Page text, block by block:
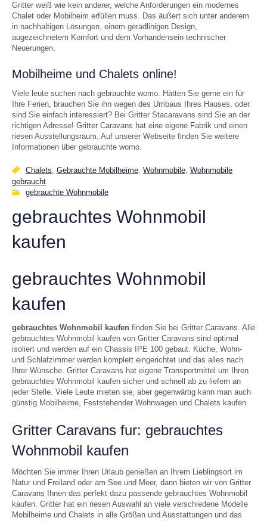
Gritter weiß wie kein anderer, welche Anforderungen ein modernes
Chalet oder Mobilheim erfüllen muss. Das äußert sich unter anderem
in nachhaltigen Lösungen, einem geradlinigen Design,
augezeichnetem Komfort und dem Vorhandensein technischer
Neuerungen.
Mobilheime und Chalets online!
Viele leute suchen nach gebrauchte womo. Hätten Sie gerne ein für
Ihre Ferien, brauchen Sie ihn wegen des Umbaus Ihres Hauses, oder
sind Sie einfach interessiert? Bei Gritter Stacaravans sind Sie an der
richtigen Adresse! Gritter Caravans hat eine eigene Fabrik und einen
riesen Ausstellungsraum. Auf unserer Webseite finden Sie weitere
Informationen über gebrauchte womo.
Chalets Gebrauchte Mobilheime Wohnmobile Wohnmobile
gebraucht
gebrauchte Wohnmobile
gebrauchtes Wohnmobil
kaufen
gebrauchtes Wohnmobil
kaufen
gebrauchtes Wohnmobil kaufen finden Sie bei Gritter Caravans. Alle
gebrauchtes Wohnmobil kaufen von Gritter Caravans sind optimal
isoliert und werden auf ein Chassis IPE 100 gebaut. Küche, Wohn-
und Schlafzimmer werden komplett eingerichtet und das alles nach
Ihrer Wünsche. Gritter Caravans hat eigene Transportmittel um Ihren
gebrauchtes Wohnmobil kaufen sicher und schnell ab zu liefern an
jeder Stelle. Viele Leute mieten sie, aber gegenwärtig kann man auch
günstig Mobilheime, Feststehender Wohnwagen und Chalets kaufen
Gritter Caravans fur: gebrauchtes
Wohnmobil kaufen
Möchten Sie immer Ihren Urlaub genießen an Ihrem Lieblingsort im
Natur und Freiland oder am See und Meer, dann bieten wir von Gritter
Caravans Ihnen das perfekt dazu passende gebrauchtes Wohnmobil
kaufen. Gritter hat ein riesen Auswahl an viele verschiedene Modelle
Mobilheime und Chalets in alle Größen und Ausstattungen und das